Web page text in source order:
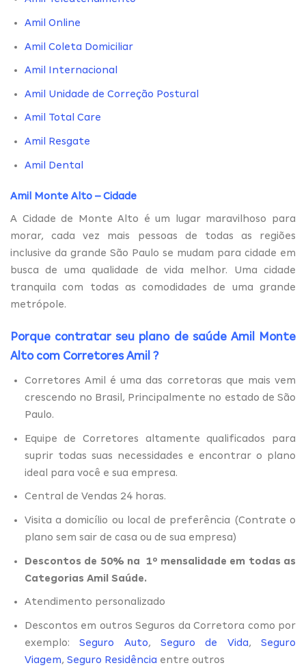
Amil Online
Amil Coleta Domiciliar
Amil Internacional
Amil Unidade de Correção Postural
Amil Total Care
Amil Resgate
Amil Dental
Amil Monte Alto – Cidade
A Cidade de Monte Alto é um lugar maravilhoso para
morar, cada vez mais pessoas de todas as regiões
inclusive da grande São Paulo se mudam para cidade em
busca de uma qualidade de vida melhor. Uma cidade
tranquila com todas as comodidades de uma grande
metrópole.
Porque contratar seu plano de saúde Amil Monte
Alto com Corretores Amil ?
Corretores Amil é uma das corretoras que mais vem
crescendo no Brasil, Principalmente no estado de São
Paulo.
Equipe de Corretores altamente qualificados para
suprir todas suas necessidades e encontrar o plano
ideal para você e sua empresa.
Central de Vendas 24 horas.
Visita a domicílio ou local de preferência (Contrate o
plano sem sair de casa ou de sua empresa)
Descontos de 50% na 1º mensalidade em todas as
Categorias Amil Saúde.
Atendimento personalizado
Descontos em outros Seguros da Corretora como por
exemplo:Seguro Auto, Seguro de Vida,Seguro
Viagem, Seguro Residência entre outros